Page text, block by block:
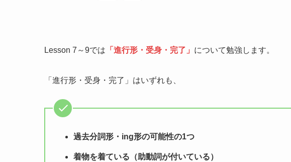
Lesson 7～9では 「進行形・受身・完了」 について勉強します。
「進行形・受身・完了」はいずれも、
過去分詞形・ing形の可能性の1つ
着物を着ている（助動詞が付いている）